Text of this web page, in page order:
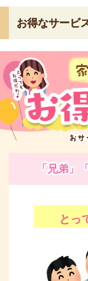
お得なサービ
「兄弟」
とっ